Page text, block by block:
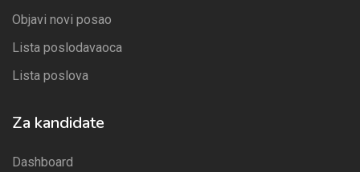
Objavi novi posao
Lista poslodavaoca
Lista poslova
Za kandidate
Dashboard